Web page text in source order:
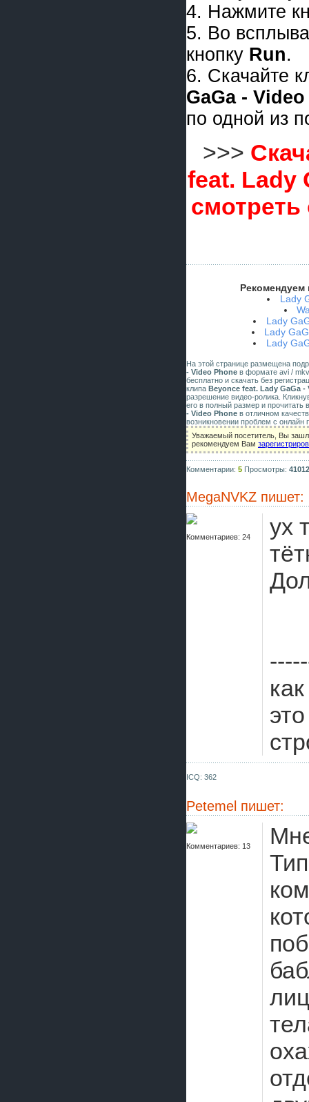
4. Нажмите
5. Во
кнопку Run.
6. Скачайте
GaGa -
по одной из
>>>
feat. Lady
Рекомендуем
Lady
Lady
Lady
Lady
На этой странице размещена
- Video Phone в формате avi /
бесплатно и скачать без
клипа Beyonce feat. Lady GaGa -
разрешение видео-ролика.
его в полный размер и прочитать
- Video Phone в отличном
возникновении проблем с
Уважаемый посетитель, Вы
рекомендуем Вам
Комментарии: 5 Просмотры: 41012
MegaNVKZ пишет:
Комментариев: 24
ух
ICQ: 362
Petemel пишет:
Комментариев: 13